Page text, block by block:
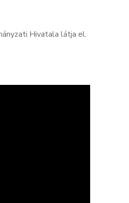
Hivatala látja el.